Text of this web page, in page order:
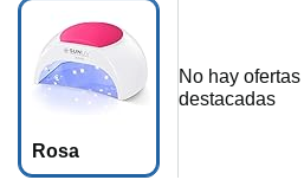
Rosa
No hay ofertas
destacadas